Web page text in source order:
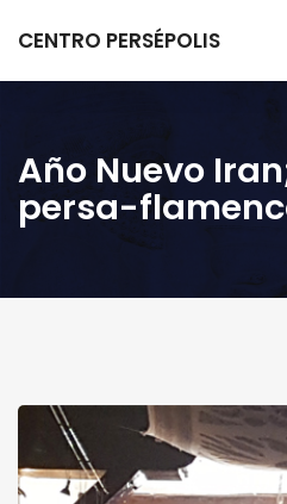
CENTRO PERSÉPOLIS
Año Nuevo
persa-